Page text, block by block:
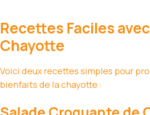
Recettes Faciles
Chayotte
Voici deux recettes simples pour
bienfaits de la chayotte :